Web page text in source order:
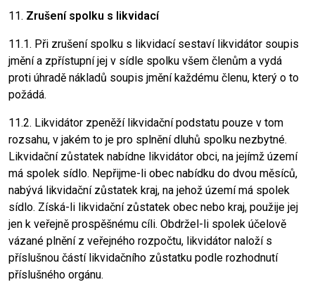
11. Zrušení spolku s likvidací
11.1. Při zrušení spolku s likvidací sestaví likvidátor soupis
jmění a zpřístupní jej v sídle spolku všem členům a vydá
proti úhradě nákladů soupis jmění každému členu, který o to
požádá.
11.2. Likvidátor zpeněží likvidační podstatu pouze v tom
rozsahu, v jakém to je pro splnění dluhů spolku nezbytné.
Likvidační zůstatek nabídne likvidátor obci, na jejímž území
má spolek sídlo. Nepřijme-li obec nabídku do dvou měsíců,
nabývá likvidační zůstatek kraj, na jehož území má spolek
sídlo. Získá-li likvidační zůstatek obec nebo kraj, použije jej
jen k veřejně prospěšnému cíli. Obdržel-li spolek účelově
vázané plnění z veřejného rozpočtu, likvidátor naloží s
příslušnou částí likvidačního zůstatku podle rozhodnutí
příslušného orgánu.